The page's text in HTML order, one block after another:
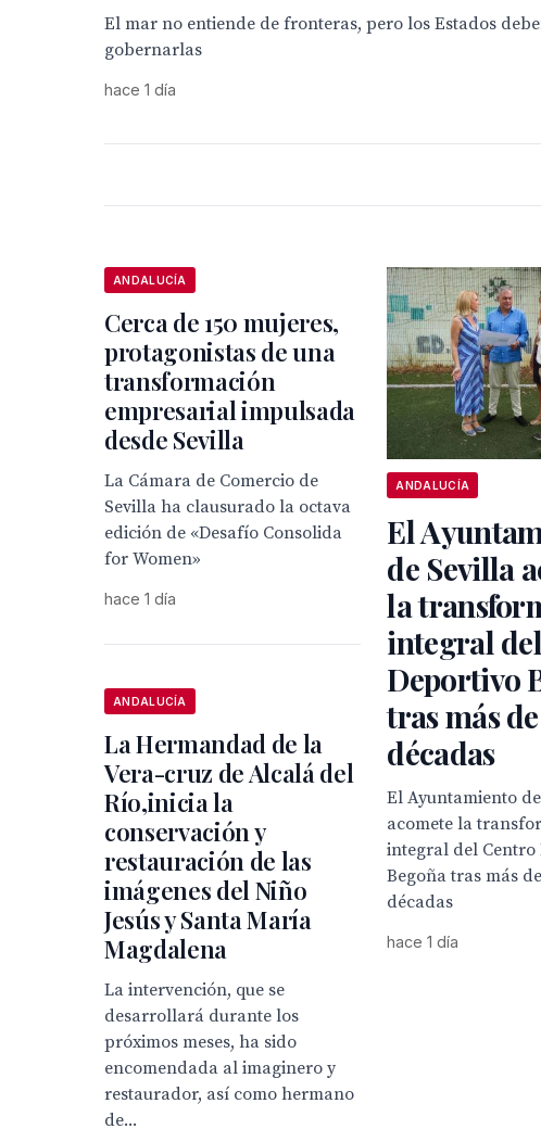
El mar no entiende de fronteras, pero los Estados
gobernarlas
hace 1 día
ANDALUCÍA
Cerca de 150 mujeres,
protagonistas de una
transformación
empresarial impulsada
desde Sevilla
La Cámara de Comercio de
Sevilla ha clausurado la octava
edición de «Desafío Consolida
for Women»
hace 1 día
ANDALUCÍA
El
de Sevilla
la
integral
Deportivo
tras más
décadas
El Ayuntamiento
acomete la
integral del Centro
Begoña tras más
décadas
hace 1 día
ANDALUCÍA
La Hermandad de la
Vera-cruz de Alcalá del
Río,inicia la
conservación y
restauración de las
imágenes del Niño
Jesús y Santa María
Magdalena
La intervención, que se
desarrollará durante los
próximos meses, ha sido
encomendada al imaginero y
restaurador, así como hermano
de...